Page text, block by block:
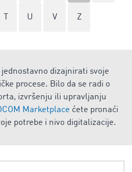
U V Z
dizajnirati svoje
procese. Bilo da se radi o
izvršenju ili upravljanju
Marketplace ćete pronaći
potrebe i nivo digitalizacije.